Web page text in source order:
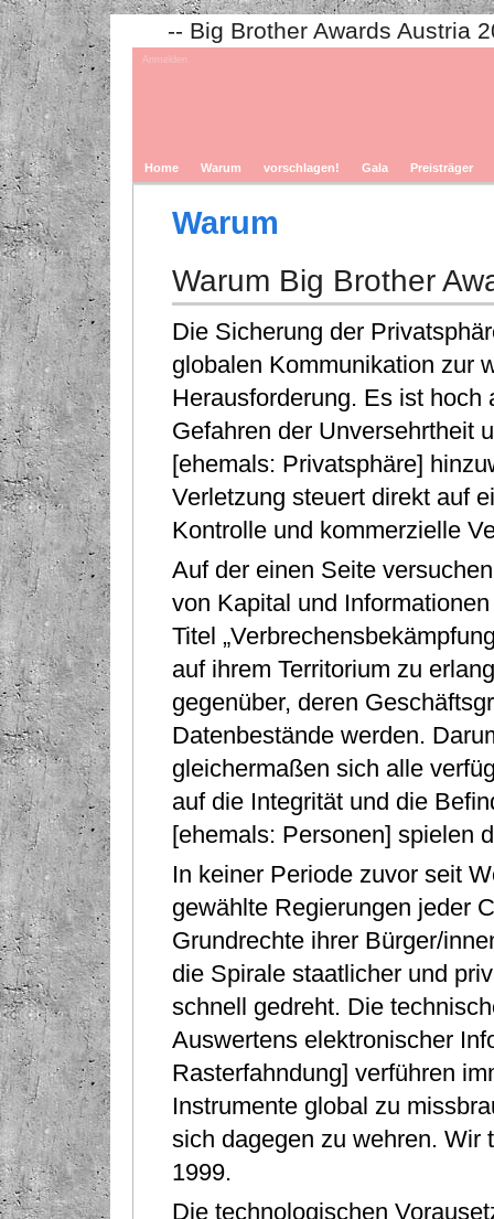
-- Big Brother Awards Austria
Anmelden
Home Warum vorschlagen! Gala Preisträger
Warum
Warum Big Brother
Die Sicherung der
globalen Kommunikation zur
Herausforderung. Es ist
Gefahren der Unversehrtheit
[ehemals: Privatsphäre]
Verletzung steuert direkt auf
Kontrolle und kommerzielle
Auf der einen Seite
von Kapital und
Titel
auf ihrem Territorium zu
gegenüber, deren
Datenbestände werden.
gleichermaßen sich alle
auf die Integrität und die
[ehemals: Personen] spielen
In keiner Periode zuvor seit
gewählte Regierungen jeder
Grundrechte ihrer Bürger/
die Spirale staatlicher und
schnell gedreht. Die
Auswertens elektronischer
Rasterfahndung] verführen
Instrumente global zu
sich dagegen zu wehren. Wir
1999.
Die technologischen